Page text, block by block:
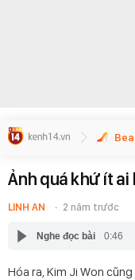
Ảnh quá khứ ít ai
LINH AN 2 năm trước
Nghe đọc bài 0:46
Hóa ra, Kim Ji Won